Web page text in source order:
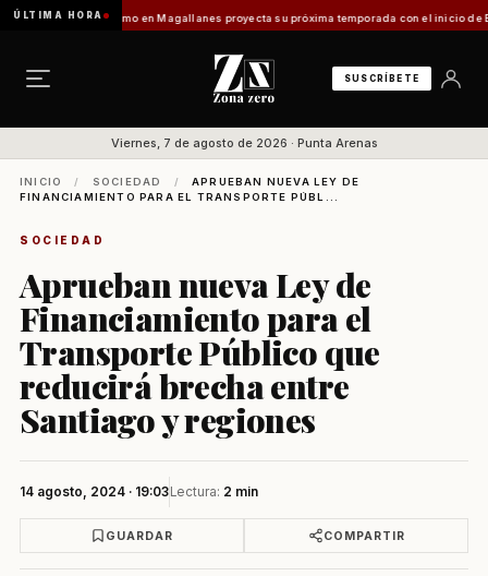
ÚLTIMA HORA
Turismo en Magallanes proyecta su próxima temporada con el inicio de Enprotur
SUSCRÍBETE
Viernes, 7 de agosto de 2026 · Punta Arenas
INICIO / SOCIEDAD /
APRUEBAN NUEVA LEY DE
FINANCIAMIENTO PARA EL TRANSPORTE PÚBL...
SOCIEDAD
Aprueban nueva Ley de
Financiamiento para el
Transporte Público que
reducirá brecha entre
Santiago y regiones
14 agosto, 2024 · 19:03Lectura: 2 min
GUARDAR COMPARTIR